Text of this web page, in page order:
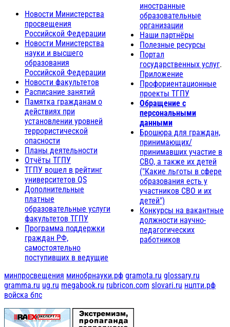
Новости Министерства
просвещения
Российской Федерации
Новости Министерства
науки и высшего
образования
Российской Федерации
Новости факультетов
Расписание занятий
Памятка гражданам о
действиях при
установлении уровней
террористической
опасности
Планы деятельности
Отчёты ТГПУ
ТГПУ вошел в рейтинг
университетов QS
Дополнительные
платные
образовательные услуги
факультетов ТГПУ
Программа поддержки
граждан РФ,
самостоятельно
поступивших в ведущие
иностранные
образовательные
организации
Наши партнёры
Полезные ресурсы
Портал
государственных услуг.
Приложение
Профориентационные
проекты ТГПУ
Обращение с
персональными
данными
Брошюра для граждан,
принимающих/
принимавших участие в
СВО, а также их детей
("Какие льготы в сфере
образования есть у
участников СВО и их
детей")
Конкурсы на вакантные
должности научно-
педагогических
работников
минпросвещения минобрнауки.рф gramota.ru glossary.ru
gramma.ru ug.ru megabook.ru rubricon.com slovari.ru нцпти.рф
войска бпс